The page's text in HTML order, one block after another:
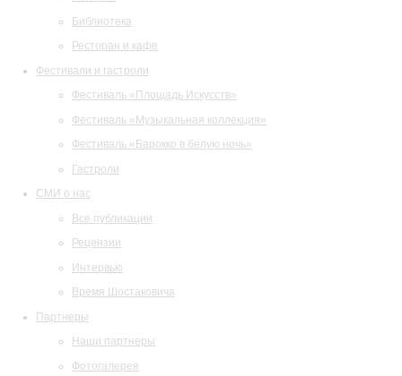
Библиотека
Ресторан и кафе
Фестивали и гастроли
Фестиваль «Площадь Искусств»
Фестиваль «Музыкальная коллекция»
Фестиваль «Барокко в белую ночь»
Гастроли
СМИ о нас
Все публикации
Рецензии
Интервью
Время Шостаковича
Партнеры
Наши партнеры
Фотогалерея